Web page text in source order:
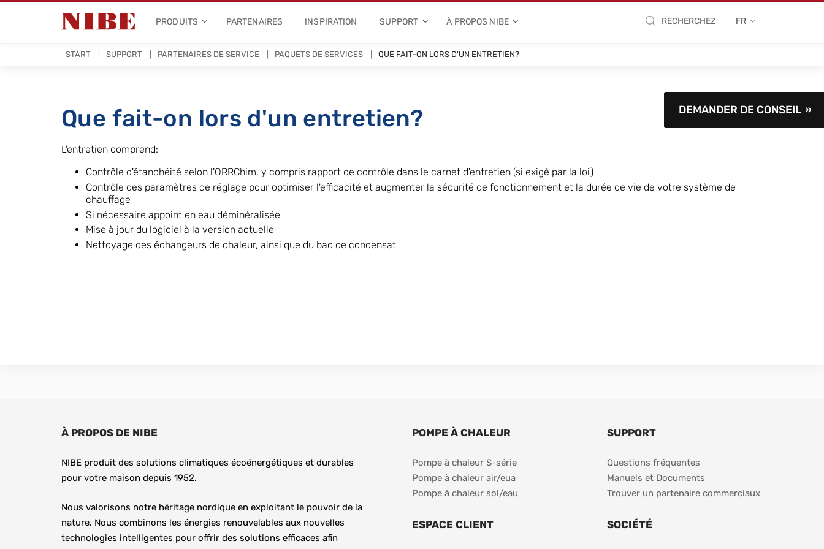
PRODUITS PARTENAIRES INSPIRATION SUPPORT À PROPOS NIBE RECHERCHEZ FR
START SUPPORT PARTENAIRES DE SERVICE PAQUETS DE SERVICES QUE FAIT-ON LORS D'UN ENTRETIEN?
DEMANDER DE CONSEIL
Que fait-on lors d'un entretien?
L'entretien comprend:
Contrôle d'étanchéité selon l'ORRChim, y compris rapport de contrôle dans le carnet d'entretien (si exigé par la loi)
Contrôle des paramètres de réglage pour optimiser l'efficacité et augmenter la sécurité de fonctionnement et la durée de vie de votre système de
chauffage
Si nécessaire appoint en eau déminéralisée
Mise à jour du logiciel à la version actuelle
Nettoyage des échangeurs de chaleur, ainsi que du bac de condensat
À PROPOS DE NIBE
NIBE produit des solutions climatiques écoénergétiques et durables
pour votre maison depuis 1952.
Nous valorisons notre héritage nordique en exploitant le pouvoir de la
nature. Nous combinons les énergies renouvelables aux nouvelles
technologies intelligentes pour offrir des solutions efficaces afin
POMPE À CHALEUR
Pompe à chaleur S-série
Pompe à chaleur air/eua
Pompe à chaleur sol/eau
ESPACE CLIENT
SUPPORT
Questions fréquentes
Manuels et Documents
Trouver un partenaire commerciaux
SOCIÉTÉ